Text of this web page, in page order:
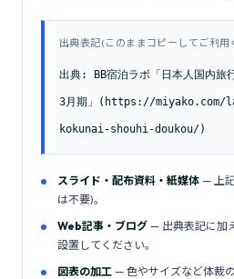
出典表記(このままコピーしてご利用
出典: BB宿泊ラボ「日本人国内旅
3月期」(https://miyako.com/
kokunai-shouhi-doukou/)
スライド・配布資料・紙媒体 — 上
は不要)。
Web記事・ブログ — 出典表記に加
設置してください。
図表の加工 — 色やサイズなど体裁